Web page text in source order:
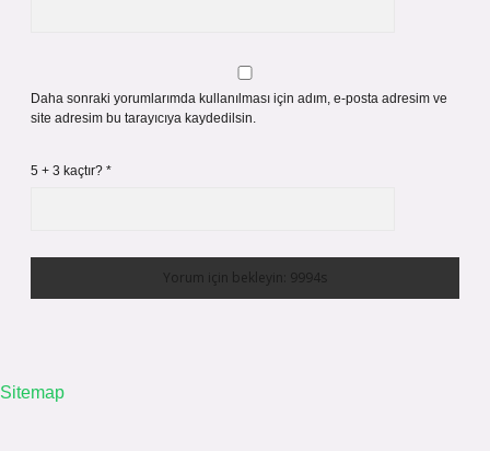
Daha sonraki yorumlarımda kullanılması için adım, e-posta adresim ve
site adresim bu tarayıcıya kaydedilsin.
5 + 3 kaçtır? *
Sitemap